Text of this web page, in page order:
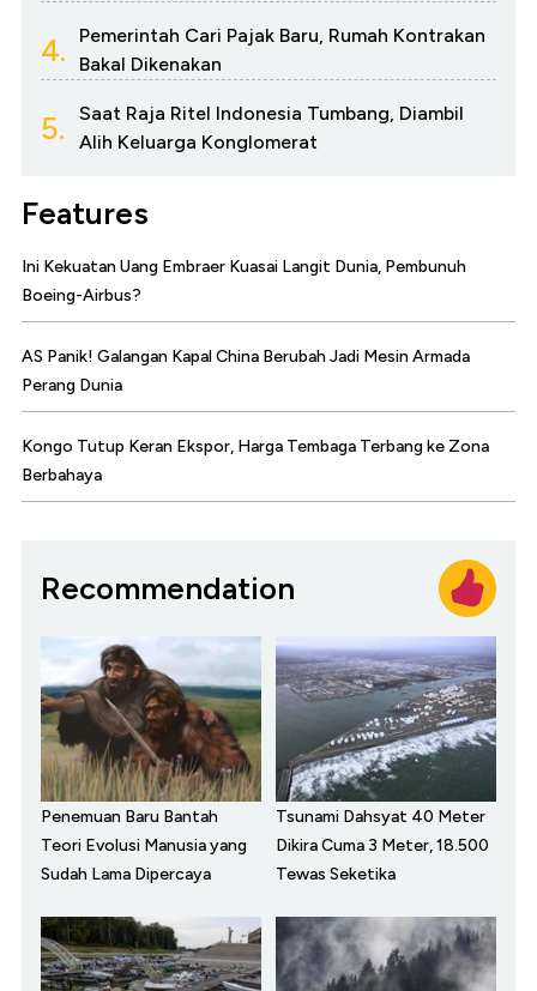
4.
Pemerintah Cari Pajak Baru, Rumah Kontrakan
Bakal Dikenakan
5.
Saat Raja Ritel Indonesia Tumbang, Diambil
Alih Keluarga Konglomerat
Features
Ini Kekuatan Uang Embraer Kuasai Langit Dunia, Pembunuh
Boeing-Airbus?
AS Panik! Galangan Kapal China Berubah Jadi Mesin Armada
Perang Dunia
Kongo Tutup Keran Ekspor, Harga Tembaga Terbang ke Zona
Berbahaya
Recommendation
Penemuan Baru Bantah
Teori Evolusi Manusia yang
Sudah Lama Dipercaya
Tsunami Dahsyat 40 Meter
Dikira Cuma 3 Meter, 18.500
Tewas Seketika